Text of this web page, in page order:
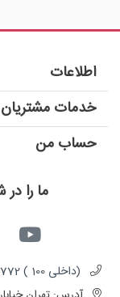
ما را
(داخلی 100 ) 02158772 - 09201007820
اطلاعات
خدمات مشتریان
حساب من